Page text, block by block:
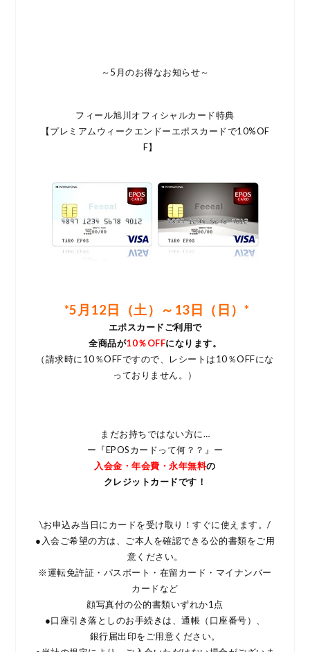
～5月のお得なお知らせ～
フィール旭川オフィシャルカード特典
【プレミアムウィークエンドーエポスカードで10%OF
F】
*5月12日（土）～13日（日）*
エポスカードご利用で
全商品が10％OFFになります。
（請求時に10％OFFですので、レシートは10％OFFにな
っておりません。）
まだお持ちではない方に…
ー『EPOSカードって何？？』ー
入会金・年会費・永年無料の
クレジットカードです！
\お申込み当日にカードを受け取り！すぐに使えます。/
●入会ご希望の方は、ご本人を確認できる公的書類をご用
意ください。
※運転免許証・パスポート・在留カード・マイナンバー
カードなど
顔写真付の公的書類いずれか1点
●口座引き落としのお手続きは、通帳（口座番号）、
銀行届出印をご用意ください。